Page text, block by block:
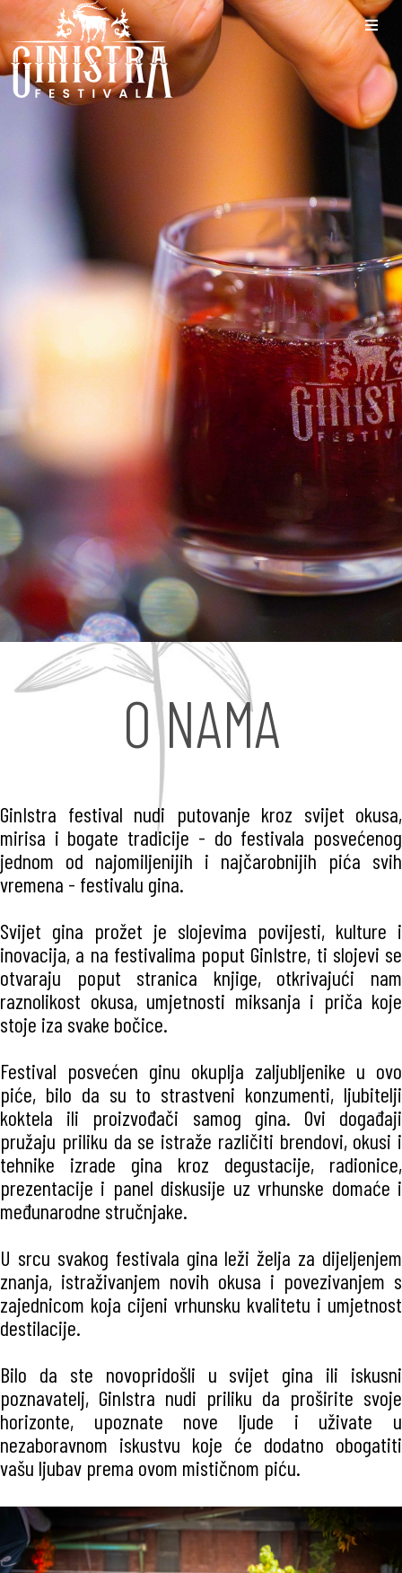
O NAMA
GinIstra festival nudi putovanje kroz svijet okusa,
mirisa i bogate tradicije - do festivala posvećenog
jednom od najomiljenijih i najčarobnijih pića svih
vremena - festivalu gina.
Svijet gina prožet je slojevima povijesti, kulture i
inovacija, a na festivalima poput GinIstre, ti slojevi se
otvaraju poput stranica knjige, otkrivajući nam
raznolikost okusa, umjetnosti miksanja i priča koje
stoje iza svake bočice.
Festival posvećen ginu okuplja zaljubljenike u ovo
piće, bilo da su to strastveni konzumenti, ljubitelji
koktela ili proizvođači samog gina. Ovi događaji
pružaju priliku da se istraže različiti brendovi, okusi i
tehnike izrade gina kroz degustacije, radionice,
prezentacije i panel diskusije uz vrhunske domaće i
međunarodne stručnjake.
U srcu svakog festivala gina leži želja za dijeljenjem
znanja, istraživanjem novih okusa i povezivanjem s
zajednicom koja cijeni vrhunsku kvalitetu i umjetnost
destilacije.
Bilo da ste novopridošli u svijet gina ili iskusni
poznavatelj, GinIstra nudi priliku da proširite svoje
horizonte, upoznate nove ljude i uživate u
nezaboravnom iskustvu koje će dodatno obogatiti
vašu ljubav prema ovom mističnom piću.